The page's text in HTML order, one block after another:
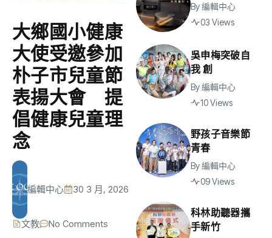
大鄉國小健康
大使受邀參加
朴子市兒童節
表揚大會 提
倡健康兒童理
念
編輯中心 30 3 月, 2026
文教 No Comments
By編輯中心
03 Views
吳申梅突破自
我 創
By編輯中心
10 Views
野孩子音樂節
青春
By編輯中心
09 Views
科林助聽器攜
手新竹